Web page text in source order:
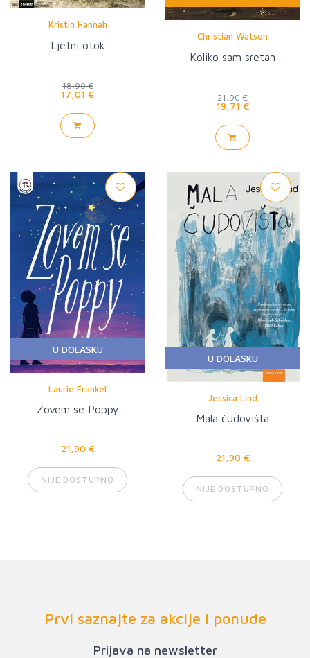
Kristin Hannah
Ljetni otok
18,90 €
17,01 €
Christian Watson
Koliko sam sretan
21,90 €
19,71 €
U DOLASKU
Laurie Frankel
Zovem se Poppy
21,90 €
NIJE DOSTUPNO
U DOLASKU
Jessica Lind
Mala čudovišta
21,90 €
NIJE DOSTUPNO
Prvi saznajte za akcije i ponude
Prijava na newsletter